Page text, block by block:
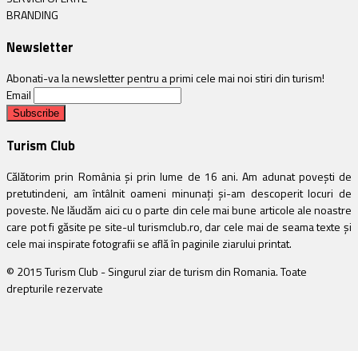
BRANDING
Newsletter
Abonati-va la newsletter pentru a primi cele mai noi stiri din turism!
Email
Turism Club
Călătorim prin România și prin lume de 16 ani. Am adunat povești de
pretutindeni, am întâlnit oameni minunați și-am descoperit locuri de
poveste. Ne lăudăm aici cu o parte din cele mai bune articole ale noastre
care pot fi găsite pe site-ul turismclub.ro, dar cele mai de seama texte și
cele mai inspirate fotografii se află în paginile ziarului printat.
© 2015 Turism Club - Singurul ziar de turism din Romania. Toate
drepturile rezervate